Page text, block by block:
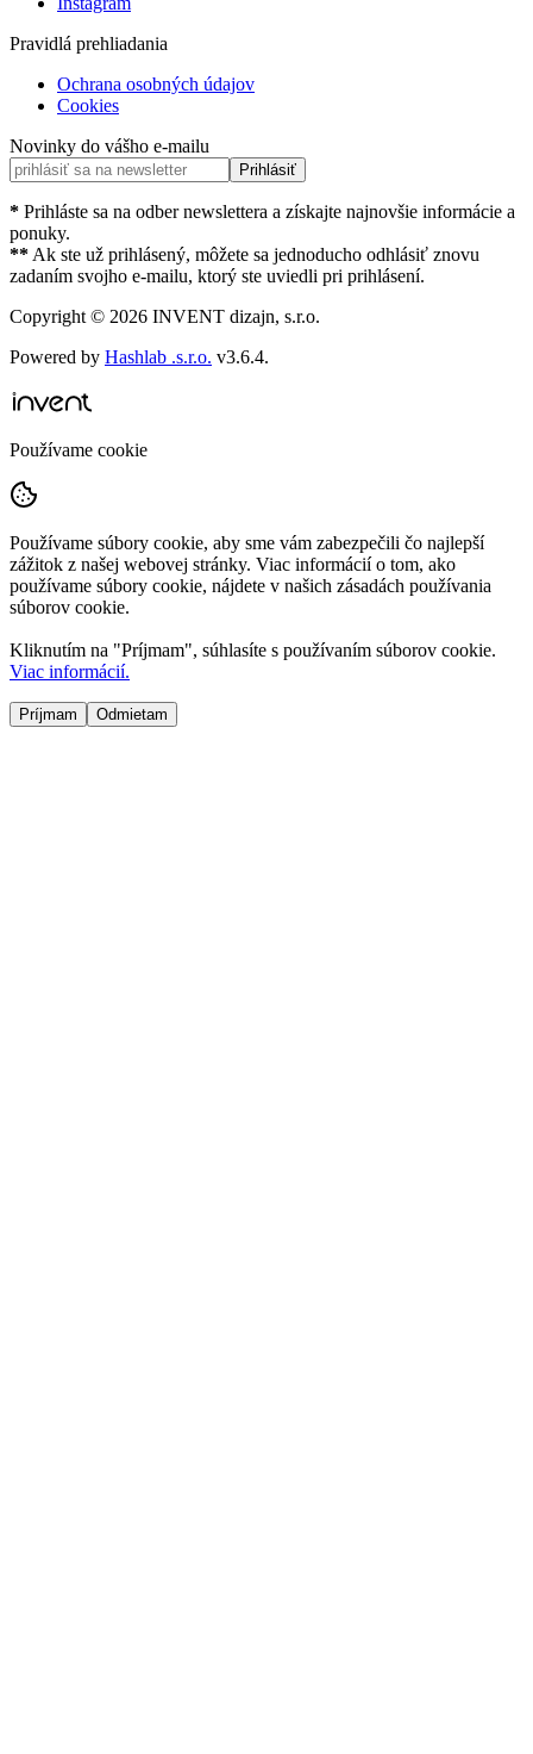
Pravidlá prehliadania
Ochrana osobných údajov
Cookies
Novinky do vášho e-mailu
Prihlásiť
* Prihláste sa na odber newslettera a získajte najnovšie informácie a
ponuky.
** Ak ste už prihlásený, môžete sa jednoducho odhlásiť znovu
zadaním svojho e-mailu, ktorý ste uviedli pri prihlásení.
Copyright © 2026 INVENT dizajn, s.r.o.
Powered by Hashlab .s.r.o. v3.6.4.
Používame cookie
Používame súbory cookie, aby sme vám zabezpečili čo najlepší
zážitok z našej webovej stránky. Viac informácií o tom, ako
používame súbory cookie, nájdete v našich zásadách používania
súborov cookie.
Kliknutím na "Príjmam", súhlasíte s používaním súborov cookie.
Viac informácií.
Príjmam Odmietam